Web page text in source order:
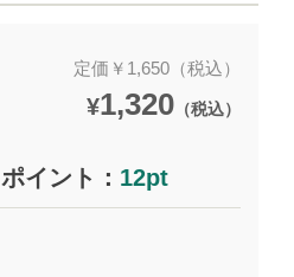
定価￥1,650（税込）
¥1,320（税込）
ポイント： 12pt